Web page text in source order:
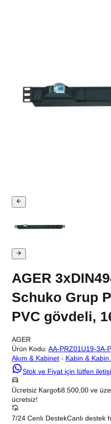
AGER
Schuko Grup
PVC gövdeli,
AGER
Ürün Kodu: AA-PRZ01U19-3A-
Akım & Kabinet - Kabin & Kabin
Stok ve Fiyat için lütfen
Ücretsiz Kargo₺8.500,00 ve
ücretsiz!
7/24 Cenlı DestekCanlı destek